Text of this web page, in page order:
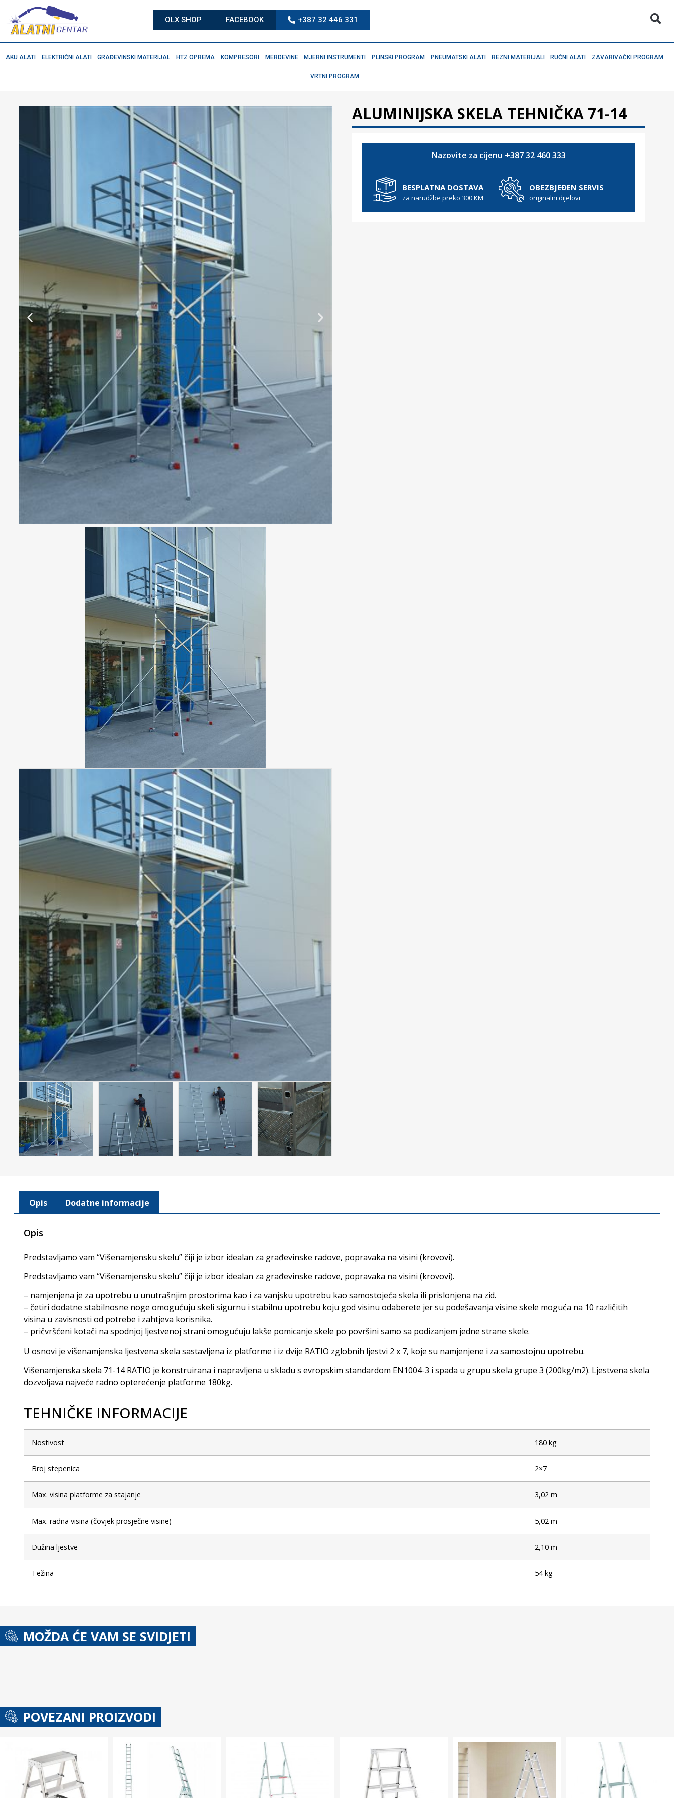
OLX SHOP FACEBOOK +387 32 446 331
AKU ALATI ELEKTRIČNI ALATI GRAĐEVINSKI MATERIJAL HTZ OPREMA KOMPRESORI MERDEVINE MJERNI INSTRUMENTI PLINSKI PROGRAM PNEUMATSKI ALATI REZNI MATERIJALI RUČNI ALATI ZAVARIVAČKI PROGRAM
VRTNI PROGRAM
ALUMINIJSKA SKELA TEHNIČKA 71-14
Nazovite za cijenu +387 32 460 333
BESPLATNA DOSTAVA
za narudžbe preko 300 KM
OBEZBJEĐEN SERVIS
originalni dijelovi
Opis Dodatne informacije
Opis
Predstavljamo vam “Višenamjensku skelu” čiji je izbor idealan za građevinske radove, popravaka na visini (krovovi).
Predstavljamo vam “Višenamjensku skelu” čiji je izbor idealan za građevinske radove, popravaka na visini (krovovi).
– namjenjena je za upotrebu u unutrašnjim prostorima kao i za vanjsku upotrebu kao samostojeća skela ili prislonjena na zid.
– četiri dodatne stabilnosne noge omogućuju skeli sigurnu i stabilnu upotrebu koju god visinu odaberete jer su podešavanja visine skele moguća na 10 različitih
visina u zavisnosti od potrebe i zahtjeva korisnika.
– pričvršćeni kotači na spodnjoj ljestvenoj strani omogućuju lakše pomicanje skele po površini samo sa podizanjem jedne strane skele.
U osnovi je višenamjenska ljestvena skela sastavljena iz platforme i iz dvije RATIO zglobnih ljestvi 2 x 7, koje su namjenjene i za samostojnu upotrebu.
Višenamjenska skela 71-14 RATIO je konstruirana i napravljena u skladu s evropskim standardom EN1004-3 i spada u grupu skela grupe 3 (200kg/m2). Ljestvena skela
dozvoljava najveće radno opterećenje platforme 180kg.
TEHNIČKE INFORMACIJE
Nostivost 180 kg
Broj stepenica 2×7
Max. visina platforme za stajanje 3,02 m
Max. radna visina (čovjek prosječne visine) 5,02 m
Dužina ljestve 2,10 m
Težina 54 kg
MOŽDA ĆE VAM SE SVIDJETI
POVEZANI PROIZVODI